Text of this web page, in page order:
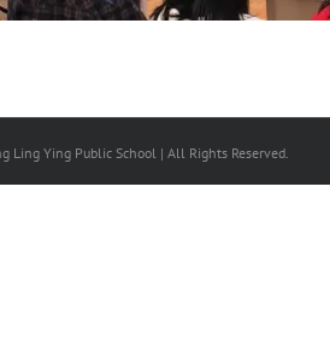
Ling Ying Public School | All Rights Reserved.